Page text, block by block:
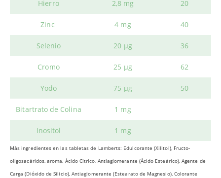
Hierro 2,8 mg 20
Zinc 4 mg 40
Selenio 20 µg 36
Cromo 25 µg 62
Yodo 75 µg 50
Bitartrato de Colina 1 mg
Inositol 1 mg
Más ingredientes en las tabletas de Lamberts: Edulcorante (Xilitol), Fructo-
oligosacáridos, aroma, Ácido Cítrico, Antiaglomerante (Ácido Esteárico), Agente de
Carga (Dióxido de Silicio), Antiaglomerante (Estearato de Magnesio), Colorante